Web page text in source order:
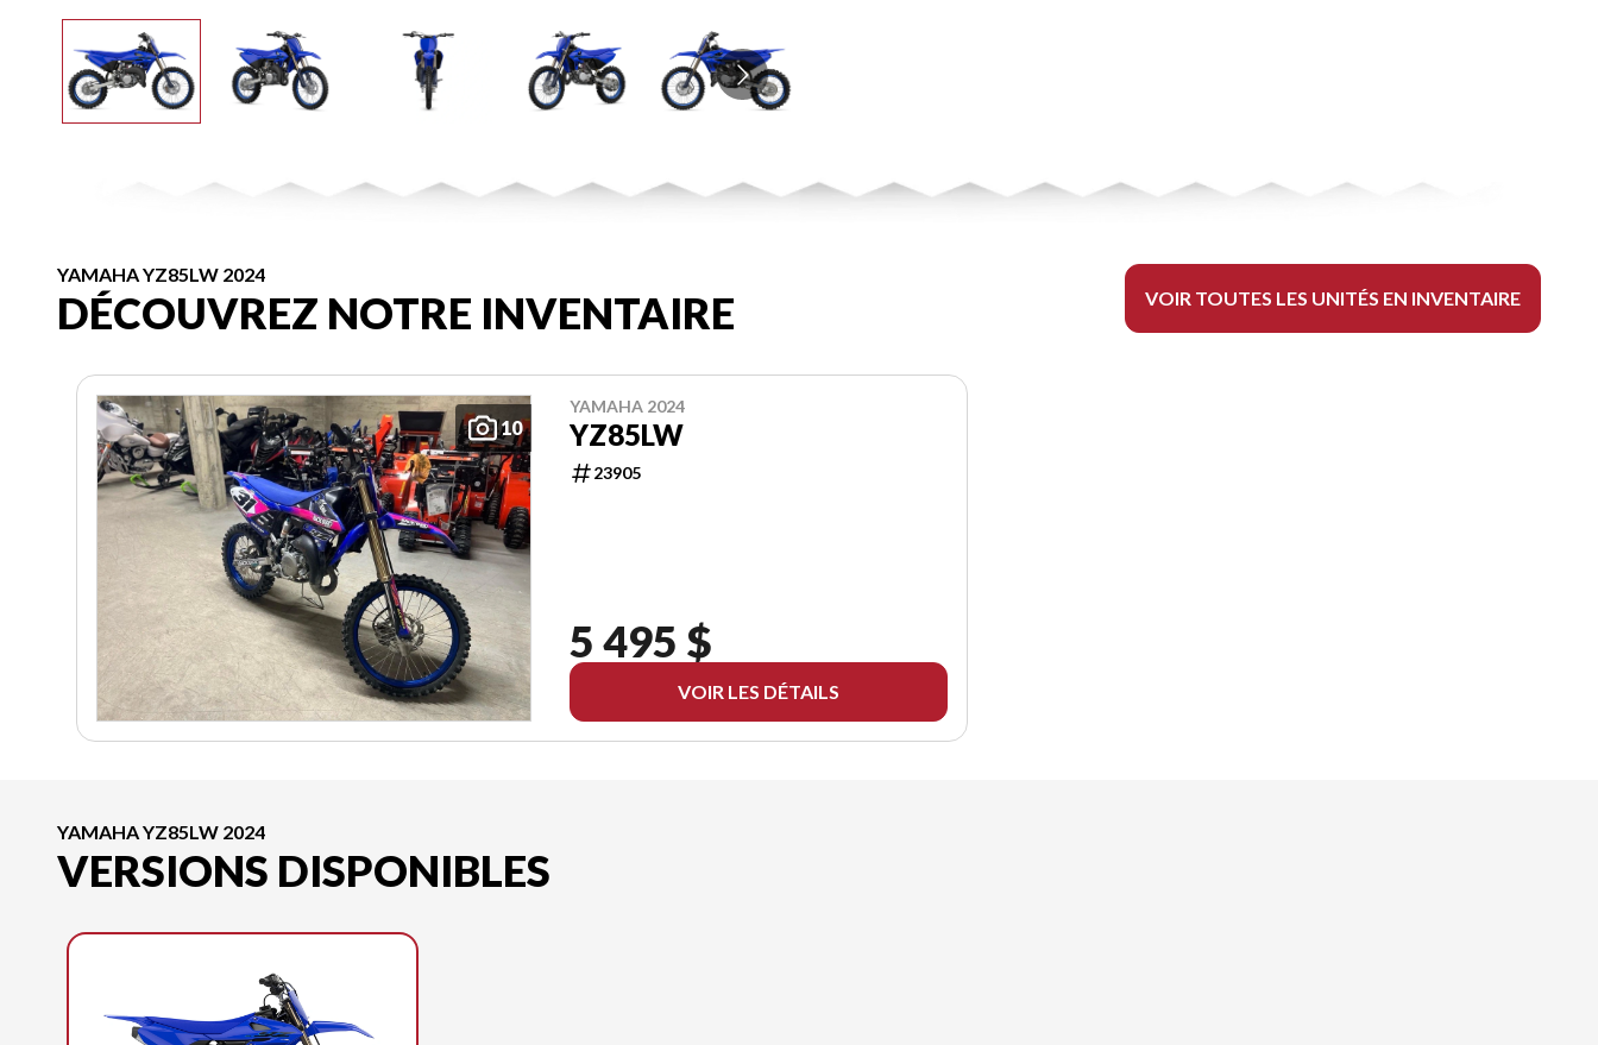
YAMAHA YZ85LW 2024
DÉCOUVREZ NOTRE INVENTAIRE VOIR TOUTES LES UNITÉS EN INVENTAIRE
10
YAMAHA 2024
YZ85LW
23905
5 495 $
VOIR LES DÉTAILS
YAMAHA YZ85LW 2024
VERSIONS DISPONIBLES